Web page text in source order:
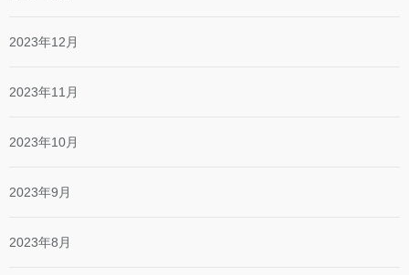
2023年12月
2023年11月
2023年10月
2023年9月
2023年8月